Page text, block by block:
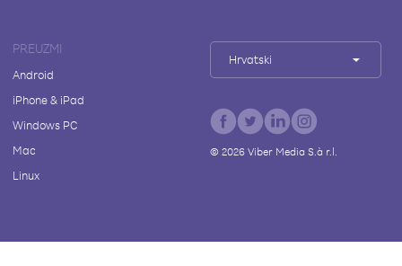
PREUZMI
Android
iPhone & iPad
Windows PC
Mac
Linux
Hrvatski
© 2026Viber Media S.à r.l.